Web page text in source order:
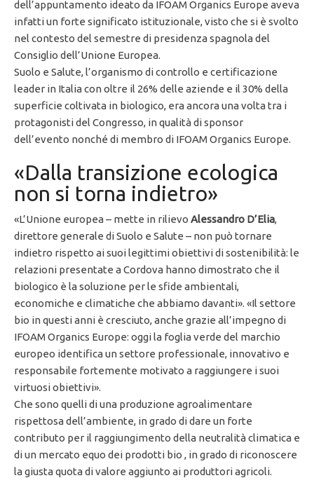
dell’appuntamento ideato da IFOAM Organics Europe aveva
infatti un forte significato istituzionale, visto che si è svolto
nel contesto del semestre di presidenza spagnola del
Consiglio dell’Unione Europea.
Suolo e Salute, l’organismo di controllo e certificazione
leader in Italia con oltre il 26% delle aziende e il 30% della
superficie coltivata in biologico, era ancora una volta tra i
protagonisti del Congresso, in qualità di sponsor
dell’evento nonché di membro di IFOAM Organics Europe.
«Dalla transizione ecologica
non si torna indietro»
«L’Unione europea – mette in rilievo Alessandro D’Elia,
direttore generale di Suolo e Salute – non può tornare
indietro rispetto ai suoi legittimi obiettivi di sostenibilità: le
relazioni presentate a Cordova hanno dimostrato che il
biologico è la soluzione per le sfide ambientali,
economiche e climatiche che abbiamo davanti». «Il settore
bio in questi anni è cresciuto, anche grazie all’impegno di
IFOAM Organics Europe: oggi la foglia verde del marchio
europeo identifica un settore professionale, innovativo e
responsabile fortemente motivato a raggiungere i suoi
virtuosi obiettivi».
Che sono quelli di una produzione agroalimentare
rispettosa dell’ambiente, in grado di dare un forte
contributo per il raggiungimento della neutralità climatica e
di un mercato equo dei prodotti bio , in grado di riconoscere
la giusta quota di valore aggiunto ai produttori agricoli.